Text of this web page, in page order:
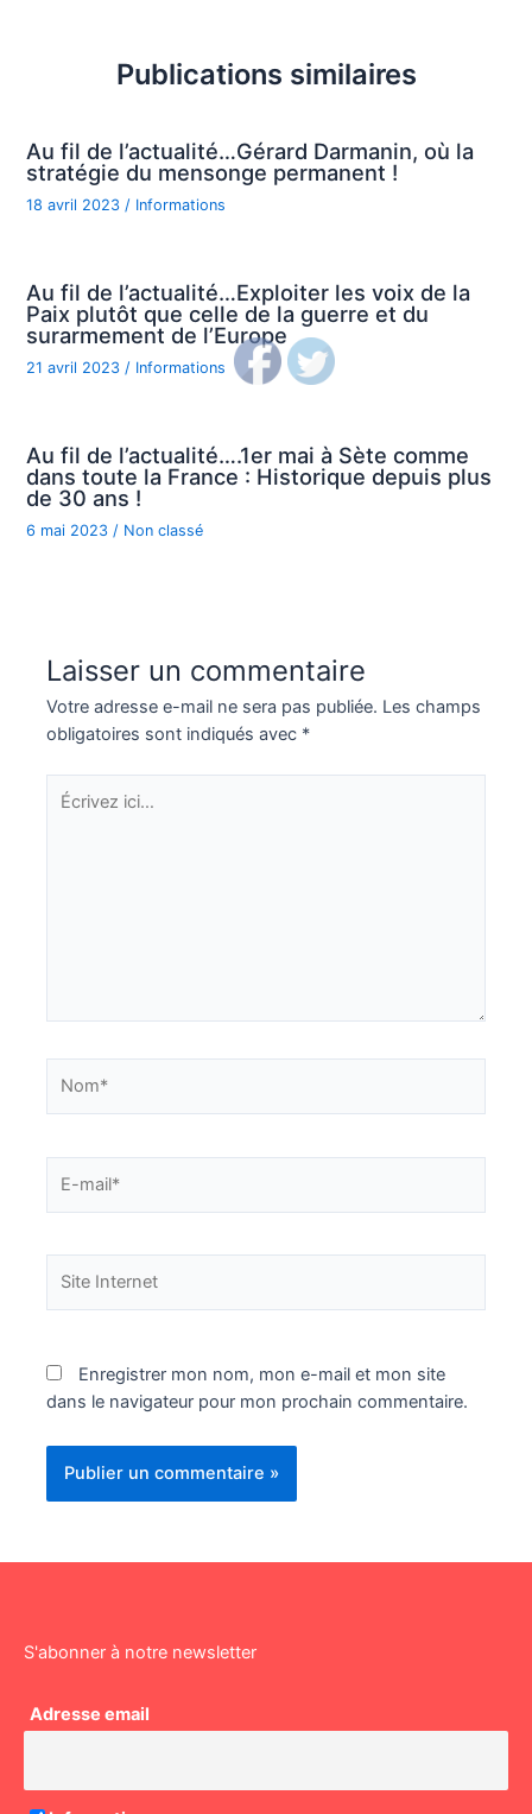
Publications similaires
Au fil de l’actualité…Gérard Darmanin, où la
stratégie du mensonge permanent !
18 avril 2023 / Informations
Au fil de l’actualité…Exploiter les voix de la
Paix plutôt que celle de la guerre et du
surarmement de l’Europe
21 avril 2023 / Informations
Au fil de l’actualité….1er mai à Sète comme
dans toute la France : Historique depuis plus
de 30 ans !
6 mai 2023/ Non classé
Laisser un commentaire
Votre adresse e-mail ne sera pas publiée. Les champs
obligatoires sont indiqués avec *
Écrivez
ici…
mail*
Internet
Enregistrer mon nom, mon e-mail et mon site
dans le navigateur pour mon prochain commentaire.
S'abonner à notre newsletter
Adresse email